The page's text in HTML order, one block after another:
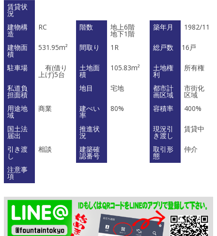
賃貸状
況
建物構
造
RC 階数 地上6階
地下1階
築年月 1982/11
建物面
積
531.95m² 間取り 1R 総戸数 16戸
駐車場 有(借り
上げ)5台
土地面
積
105.83m² 土地権
利
所有権
私道負
担面積
地目 宅地 都市計
画区域
市街化
区域
用途地
域
商業 建ぺい
率
80% 容積率 400%
国土法
届出
推進状
況
現況引
き渡し
賃貸中
引き渡
し
相談 建築確
認番号
取引形
態
仲介
注意事
項